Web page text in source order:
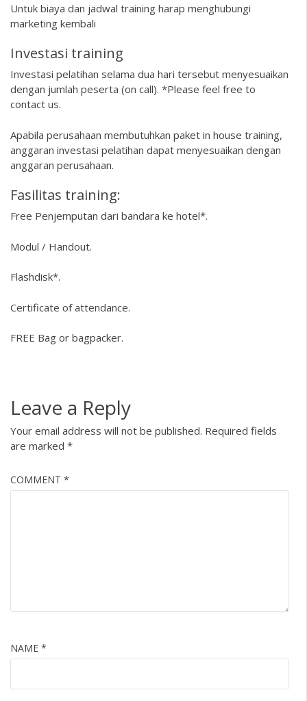
Untuk biaya dan jadwal training harap menghubungi
marketing kembali
Investasi training
Investasi pelatihan selama dua hari tersebut menyesuaikan
dengan jumlah peserta (on call). *Please feel free to
contact us.
Apabila perusahaan membutuhkan paket in house training,
anggaran investasi pelatihan dapat menyesuaikan dengan
anggaran perusahaan.
Fasilitas training:
Free Penjemputan dari bandara ke hotel*.
Modul / Handout.
Flashdisk*.
Certificate of attendance.
FREE Bag or bagpacker.
Leave a Reply
Your email address will not be published. Required fields
are marked *
COMMENT *
NAME *